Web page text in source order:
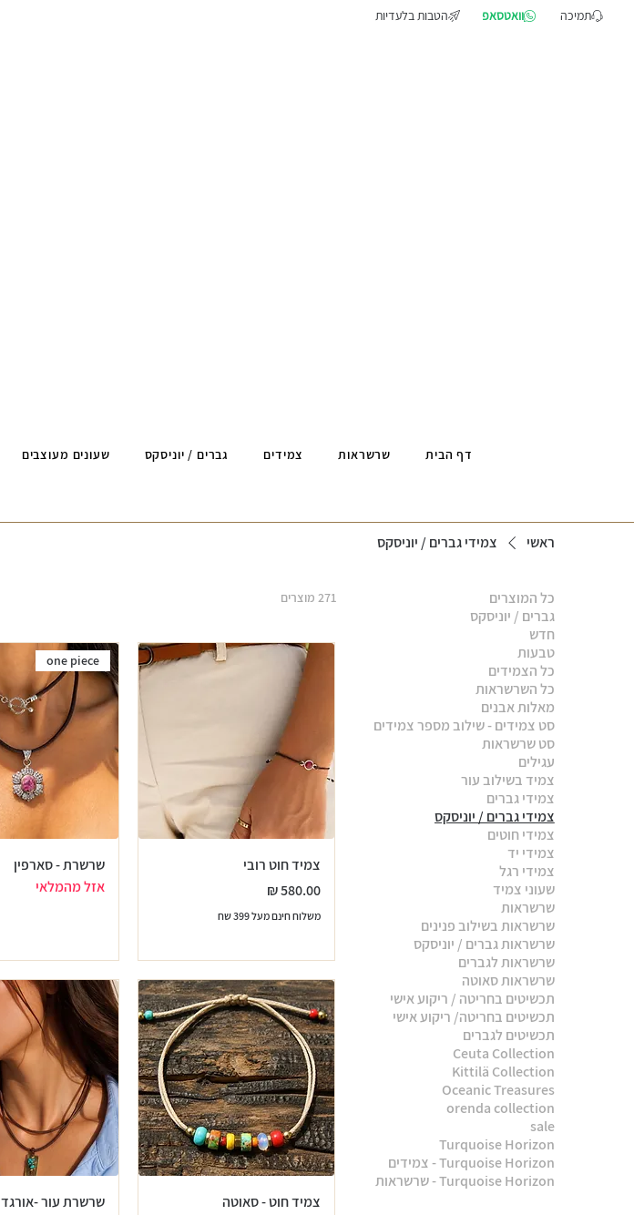
הטבות בלעדיות וואטסאפ תמיכה
דף הבית שרשראות צמידים גברים / יוניסקס שעונים מעוצבים
ראשי צמידי גברים / יוניסקס
כל המוצרים
גברים / יוניסקס
חדש
טבעות
כל הצמידים
כל השרשראות
מאלות אבנים
סט צמידים - שילוב מספר צמידים
סט שרשראות
עגילים
צמיד בשילוב עור
צמידי גברים
צמידי גברים / יוניסקס
צמידי חוטים
צמידי יד
צמידי רגל
שעוני צמיד
שרשראות
שרשראות בשילוב פנינים
שרשראות גברים / יוניסקס
שרשראות לגברים
שרשראות סאוטה
תכשיטים בחריטה / ריקוע אישי
תכשיטים בחריטה/ ריקוע אישי
תכשיטים לגברים
Ceuta Collection
Kittilä Collection
Oceanic Treasures
orenda collection
sale
Turquoise Horizon
Turquoise Horizon - צמידים
Turquoise Horizon - שרשראות
271 מוצרים
צמיד חוט רובי
מחיר‏580.00 ‏₪
משלוח חינם מעל 399 שח
one piece
שרשרת - סארפין
אזל מהמלאי
צמיד חוט - סאוטה
שרשרת עור -אורגד